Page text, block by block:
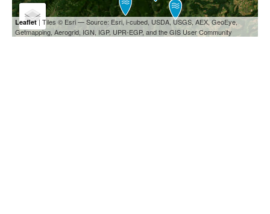
Leaflet| Tiles © Esri — Source: Esri, i-cubed, USDA, USGS, AEX, GeoEye,
Getmapping, Aerogrid, IGN, IGP, UPR-EGP, and the GIS User Community